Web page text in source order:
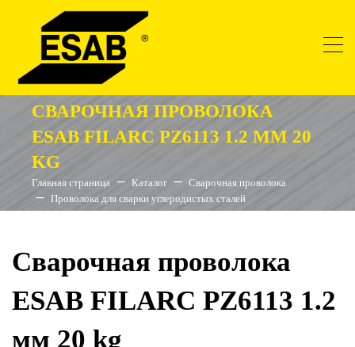
СВАРОЧНАЯ ПРОВОЛОКА
ESAB FILARC PZ6113 1.2 ММ 20
KG
Главная страница Каталог
Сварочная проволока
Проволока для сварки углеродистых сталей
Сварочная проволока
ESAB FILARC PZ6113 1.2
мм 20 kg